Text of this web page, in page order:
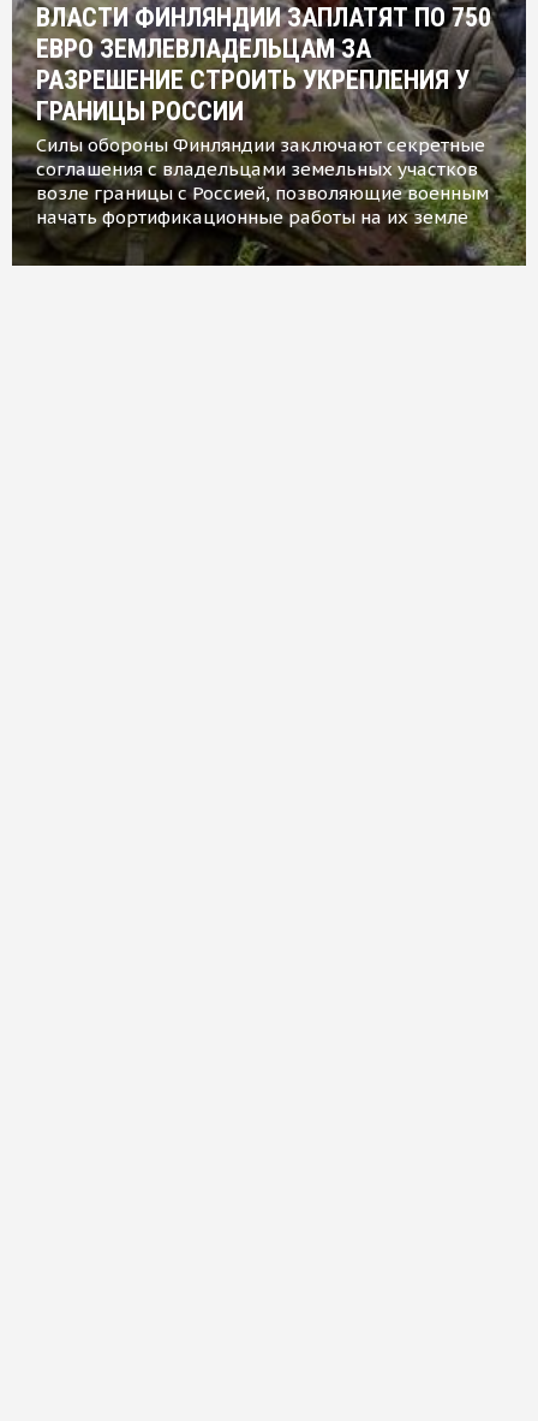
ВЛАСТИ ФИНЛЯНДИИ ЗАПЛАТЯТ ПО 750
ЕВРО ЗЕМЛЕВЛАДЕЛЬЦАМ ЗА
РАЗРЕШЕНИЕ СТРОИТЬ УКРЕПЛЕНИЯ У
ГРАНИЦЫ РОССИИ
Силы обороны Финляндии заключают секретные
соглашения с владельцами земельных участков
возле границы с Россией, позволяющие военным
начать фортификационные работы на их земле